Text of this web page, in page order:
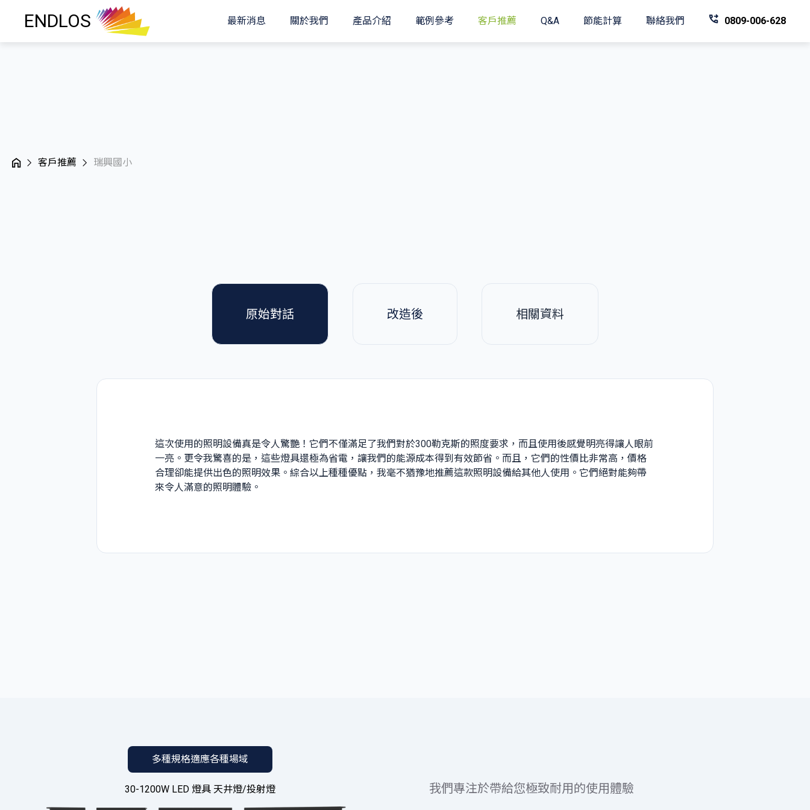
ENDLOS 最新消息 關於我們 產品介紹 範例參考 客戶推薦 Q&A 節能計算 聯絡我們 0809-006-628
客戶推薦 瑞興國小
原始對話 改造後 相關資料
這次使用的照明設備真是令人驚艷！它們不僅滿足了我們對於300勒克斯的照度要求，而且使用後感覺明亮得讓人眼前
一亮。更令我驚喜的是，這些燈具還極為省電，讓我們的能源成本得到有效節省。而且，它們的性價比非常高，價格
合理卻能提供出色的照明效果。綜合以上種種優點，我毫不猶豫地推薦這款照明設備給其他人使用。它們絕對能夠帶
來令人滿意的照明體驗。
多種規格適應各種場域
30-1200W LED 燈具 天井燈/投射燈 我們專注於帶給您極致耐用的使用體驗